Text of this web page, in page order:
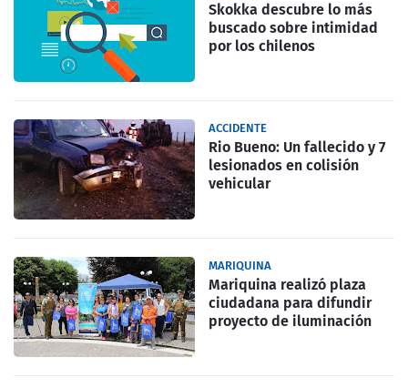
Skokka descubre lo más
buscado sobre intimidad
por los chilenos
ACCIDENTE
Rio Bueno: Un fallecido y 7
lesionados en colisión
vehicular
MARIQUINA
Mariquina realizó plaza
ciudadana para difundir
proyecto de iluminación